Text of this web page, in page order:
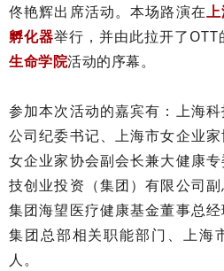
佟艳辉出席活动。本场路演在
孵化器举行，并由此拉开了OTT
生命学院活动的序幕。
参加本次活动的嘉宾有：上海
公司纪委书记、上海市女企业
女企业家协会副会长兼大健康
技创业投资（集团）有限公司
集团海望医疗健康基金董事总
集团总部相关职能部门、上海
人。